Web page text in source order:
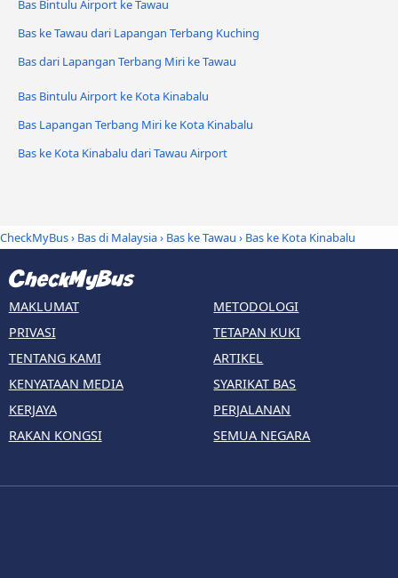
Bas Bintulu Airport ke Tawau
Bas ke Tawau dari Lapangan Terbang Kuching
Bas dari Lapangan Terbang Miri ke Tawau
Bas Bintulu Airport ke Kota Kinabalu
Bas Lapangan Terbang Miri ke Kota Kinabalu
Bas ke Kota Kinabalu dari Tawau Airport
CheckMyBus› Bas di Malaysia› Bas ke Tawau › Bas ke Kota Kinabalu
MAKLUMAT
PRIVASI
TENTANG KAMI
KENYATAAN MEDIA
KERJAYA
RAKAN KONGSI
METODOLOGI
TETAPAN KUKI
ARTIKEL
SYARIKAT BAS
PERJALANAN
SEMUA NEGARA